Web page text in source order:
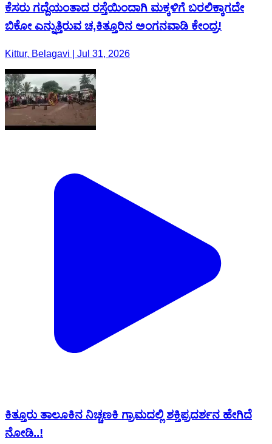
ಕೆಸರು ಗದ್ದೆಯಂತಾದ ರಸ್ತೆಯಿಂದಾಗಿ ಮಕ್ಕಳಿಗೆ ಬರಲಿಕ್ಕಾಗದೇ
ಬಿಕೋ ಎನ್ನುತ್ತಿರುವ ಚ,ಕಿತ್ತೂರಿನ ಅಂಗನವಾಡಿ ಕೇಂದ್ರ!
Kittur, Belagavi | Jul 31, 2026
ಕಿತ್ತೂರು ತಾಲೂಕಿನ ನಿಚ್ಚಣಕಿ ಗ್ರಾಮದಲ್ಲಿ ಶಕ್ತಿಪ್ರದರ್ಶನ ಹೇಗಿದೆ
ನೋಡಿ..!